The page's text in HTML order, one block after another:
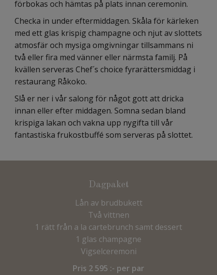
förbokas och hämtas på plats innan ceremonin.
Checka in under eftermiddagen. Skåla för kärleken
med ett glas krispig champagne och njut av slottets
atmosfär och mysiga omgivningar tillsammans ni
två eller fira med vänner eller närmsta familj. På
kvällen serveras Chef´s choice fyrarättersmiddag i
restaurang Råkoko.
Slå er ner i vår salong för något gott att dricka
innan eller efter middagen. Somna sedan bland
krispiga lakan och vakna upp nygifta till vår
fantastiska frukostbuffé som serveras på slottet.
Dagpaket
Lån av brudbukett
Två vittnen
1 rätt från a la cartebrunch samt dessert
1 glas champagne
Vigselceremoni
Pris 2 595 :- per par